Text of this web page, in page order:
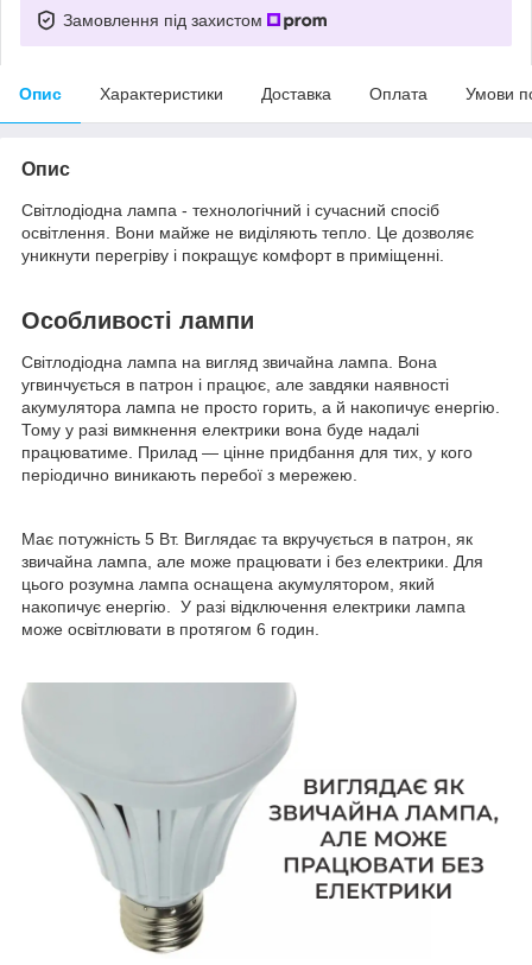
Замовлення під захистом
Опис Характеристики Доставка Оплата Умови
Опис
Світлодіодна лампа - технологічний і сучасний спосіб
освітлення. Вони майже не виділяють тепло. Це дозволяє
уникнути перегріву і покращує комфорт в приміщенні.
Особливості лампи
Світлодіодна лампа на вигляд звичайна лампа. Вона
угвинчується в патрон і працює, але завдяки наявності
акумулятора лампа не просто горить, а й накопичує енергію.
Тому у разі вимкнення електрики вона буде надалі
працюватиме. Прилад — цінне придбання для тих, у кого
періодично виникають перебої з мережею.
Має потужність 5 Вт. Виглядає та вкручується в патрон, як
звичайна лампа, але може працювати і без електрики. Для
цього розумна лампа оснащена акумулятором, який
накопичує енергію. У разі відключення електрики лампа
може освітлювати в протягом 6 годин.